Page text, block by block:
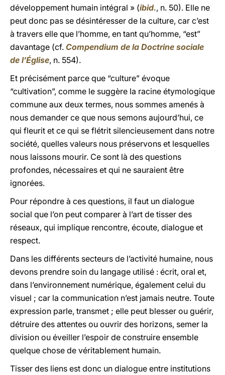
développement humain intégral » (ibid., n. 50). Elle ne
peut donc pas se désintéresser de la culture, car c’est
à travers elle que l’homme, en tant qu’homme, “est”
davantage (cf. Compendium de la Doctrine sociale
de l’Église, n. 554).
Et précisément parce que “culture” évoque
“cultivation”, comme le suggère la racine étymologique
commune aux deux termes, nous sommes amenés à
nous demander ce que nous semons aujourd’hui, ce
qui fleurit et ce qui se flétrit silencieusement dans notre
société, quelles valeurs nous préservons et lesquelles
nous laissons mourir. Ce sont là des questions
profondes, nécessaires et qui ne sauraient être
ignorées.
Pour répondre à ces questions, il faut un dialogue
social que l’on peut comparer à l’art de tisser des
réseaux, qui implique rencontre, écoute, dialogue et
respect.
Dans les différents secteurs de l’activité humaine, nous
devons prendre soin du langage utilisé : écrit, oral et,
dans l’environnement numérique, également celui du
visuel ; car la communication n’est jamais neutre. Toute
expression parle, transmet ; elle peut blesser ou guérir,
détruire des attentes ou ouvrir des horizons, semer la
division ou éveiller l’espoir de construire ensemble
quelque chose de véritablement humain.
Tisser des liens est donc un dialogue entre institutions